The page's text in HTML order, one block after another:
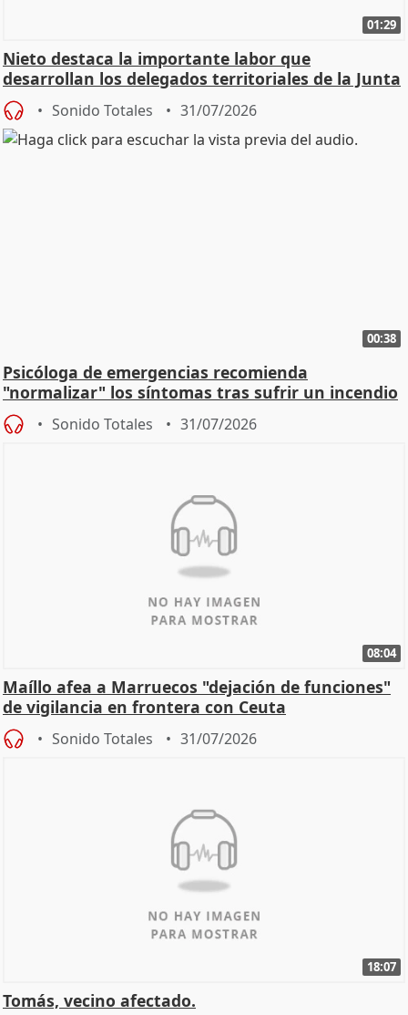
01:29
Nieto destaca la importante labor que
desarrollan los delegados territoriales de la Junta
Sonido Totales 31/07/2026
00:38
Psicóloga de emergencias recomienda
"normalizar" los síntomas tras sufrir un incendio
Sonido Totales 31/07/2026
08:04
Maíllo afea a Marruecos "dejación de funciones"
de vigilancia en frontera con Ceuta
Sonido Totales 31/07/2026
18:07
Tomás, vecino afectado.